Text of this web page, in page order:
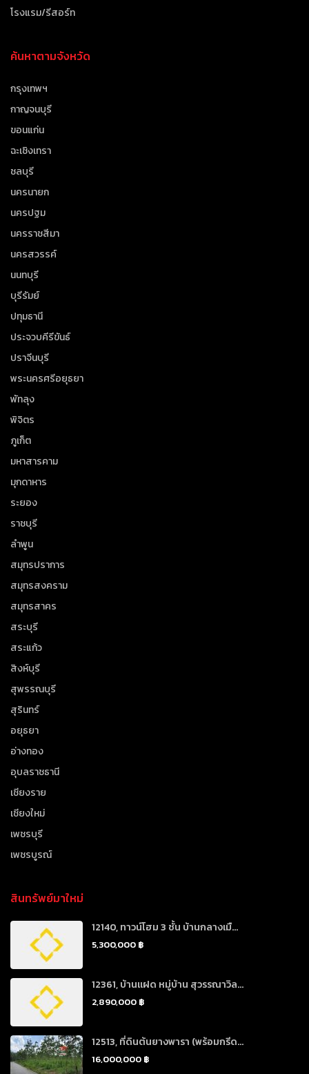
โรงแรม/รีสอร์ท
ค้นหาตามจังหวัด
กรุงเทพฯ
กาญจนบุรี
ขอนแก่น
ฉะเชิงเทรา
ชลบุรี
นครนายก
นครปฐม
นครราชสีมา
นครสวรรค์
นนทบุรี
บุรีรัมย์
ปทุมธานี
ประจวบคีรีขันธ์
ปราจีนบุรี
พระนครศรีอยุธยา
พัทลุง
พิจิตร
ภูเก็ต
มหาสารคาม
มุกดาหาร
ระยอง
ราชบุรี
ลำพูน
สมุทรปราการ
สมุทรสงคราม
สมุทรสาคร
สระบุรี
สระแก้ว
สิงห์บุรี
สุพรรณบุรี
สุรินทร์
อยุธยา
อ่างทอง
อุบลราชธานี
เชียงราย
เชียงใหม่
เพชรบุรี
เพชรบูรณ์
สินทรัพย์มาใหม่
12140, ทาวน์โฮม 3 ชั้น บ้านกลางเมื...
5,300,000 ฿
12361, บ้านแฝด หมู่บ้าน สุวรรณาวิล...
2,890,000 ฿
12513, ที่ดินต้นยางพารา (พร้อมกรีด...
16,000,000 ฿